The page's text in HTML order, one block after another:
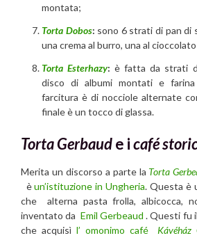
montata;
Torta Dobos: sono 6 strati di pan di
una crema al burro, una al
Torta Esterhazy: è fatta da strati
disco di albumi montati e
farcitura è di nocciole alternate
finale è un tocco di glassa.
Torta Gerbaude icafé
Merita un discorso a parte la Torta
èun’istituzione in Ungheria. Questa è
che alterna pasta frolla, albicocca,
inventato da Emil Gerbeaud . Questi fu
che acquisì l’ omonimo café Kávéház